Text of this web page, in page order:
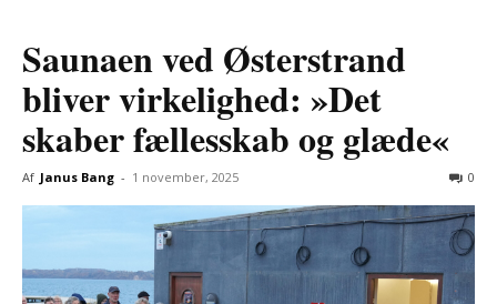
Saunaen ved Østerstrand
bliver virkelighed: »Det
skaber fællesskab og glæde«
Af Janus Bang - 1 november, 2025 0